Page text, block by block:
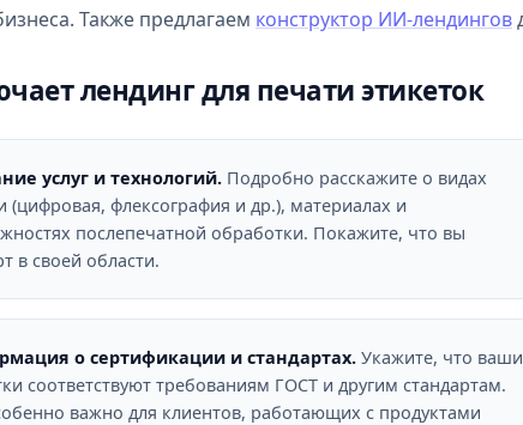
Также предлагаем конструктор ИИ-лендингов
лендинг для печати этикеток
услуг и технологий. Подробно расскажите о видах
(цифровая, флексография и др.), материалах и
послепечатной обработки. Покажите, что вы
в своей области.
о сертификации и стандартах. Укажите, что ваши
соответствуют требованиям ГОСТ и другим стандартам.
важно для клиентов, работающих с продуктами